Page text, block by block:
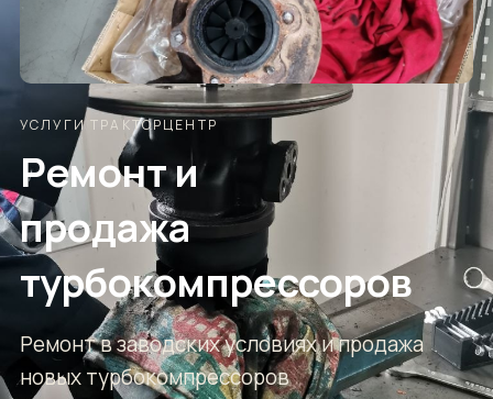
УСЛУГИ ТРАКТОРЦЕНТР
Ремонт и
продажа
турбокомпрессоров
Ремонт в заводских условиях и продажа
новых турбокомпрессоров